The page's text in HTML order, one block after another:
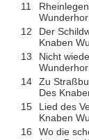
11
12
Der
Knaben
13
Nicht
14
Zu
Des
15
Lied des
Knaben
16
Wo die